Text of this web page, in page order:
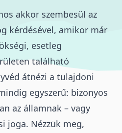
akkor szembesül az
kérdésével, amikor már
esetleg
található
átnézi a tulajdoni
egyszerű: bizonyos
az államnak – vagy
joga. Nézzük meg,